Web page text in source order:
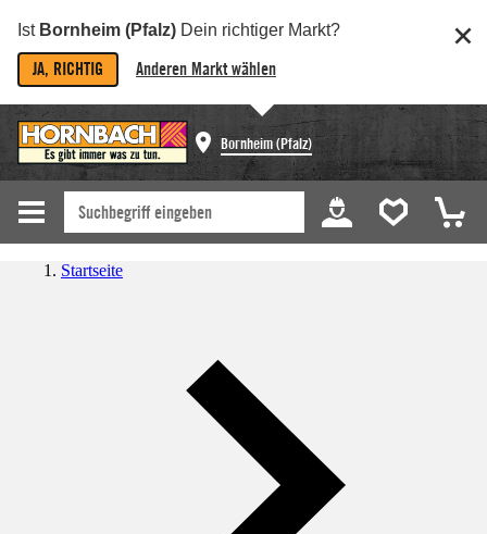
Ist Bornheim (Pfalz) Dein richtiger Markt?
JA, RICHTIG Anderen Markt wählen
Bornheim (Pfalz)
Startseite